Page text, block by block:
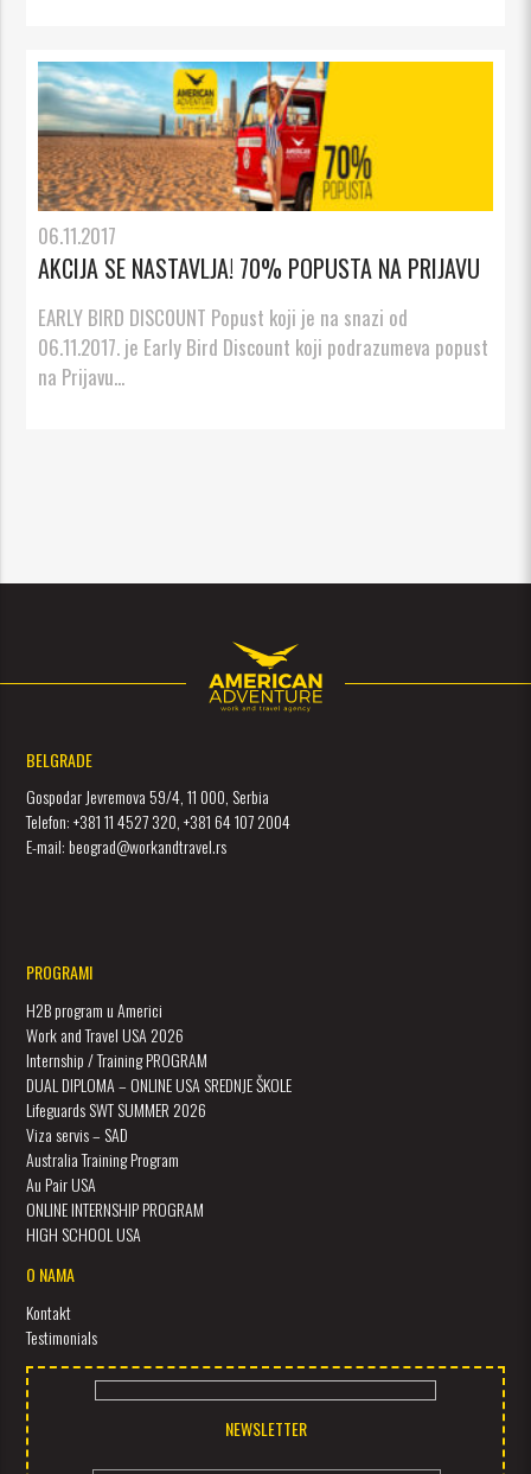
06.11.2017
AKCIJA SE NASTAVLJA! 70% POPUSTA NA PRIJAVU
EARLY BIRD DISCOUNT Popust koji je na snazi od
06.11.2017. je Early Bird Discount koji podrazumeva popust
na Prijavu...
BELGRADE
Gospodar Jevremova 59/4, 11 000, Serbia
Telefon: +381 11 4527 320, +381 64 107 2004
E-mail: beograd@workandtravel.rs
PROGRAMI
H2B program u Americi
Work and Travel USA 2026
Internship / Training PROGRAM
DUAL DIPLOMA – ONLINE USA SREDNJE ŠKOLE
Lifeguards SWT SUMMER 2026
Viza servis – SAD
Australia Training Program
Au Pair USA
ONLINE INTERNSHIP PROGRAM
HIGH SCHOOL USA
O NAMA
Kontakt
Testimonials
NEWSLETTER